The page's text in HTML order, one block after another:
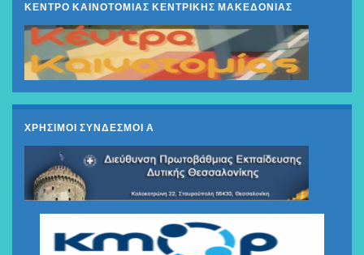
ΚΕΝΤΡΟ ΚΑΙΝΟΤΟΜΙΑΣ ΚΕΝΤΡΙΚΗΣ ΜΑΚΕΔΟΝΙΑΣ
ΧΡΗΣΙΜΟΙ ΣΥΝΔΕΣΜΟΙ Α